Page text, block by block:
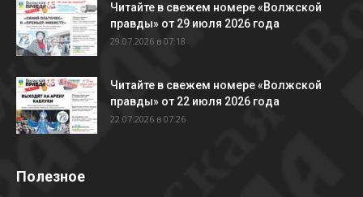
Читайте в свежем номере «Волжской
правды» от 29 июля 2026 года
29.07.2026 в 07:18
Читайте в свежем номере «Волжской
правды» от 22 июля 2026 года
22.07.2026 в 07:26
Полезное